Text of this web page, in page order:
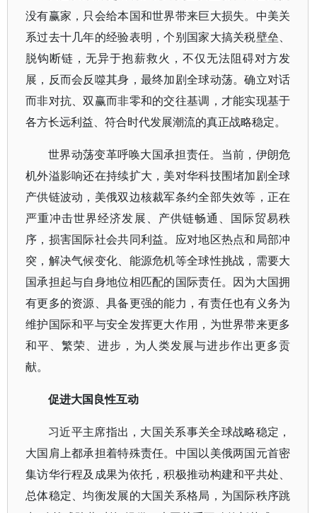
没有赢家，只会给本国和世界带来巨大损失。中美关
系过去十几年的经验表明，个别国家大搞关税壁垒、
脱钩断链，无异于抱薪救火，不仅无法阻碍对方发
展，反而会反噬其身，最终加剧全球动荡。确立对话
而非对抗、双赢而非零和的交往基调，才能实现基于
各方长远利益、符合时代发展潮流的真正战略稳定。
世界动荡变革呼唤大国承担责任。当前，伊朗危
机外溢影响还在持续扩大，美对华科技围堵加剧全球
产供链波动，美俄双边核裁军条约全部失效等，正在
严重冲击世界经济发展、产供链畅通、国际贸易秩
序，损害国际社会共同利益。应对地区热点和局部冲
突，解决气候变化、能源危机等全球性挑战，需要大
国承担起与自身地位相匹配的国际责任。因为大国拥
有更多的资源、具备更强的能力，有责任也有义务为
维护国际和平与安全发挥更大作用，为世界带来更多
和平、繁荣、进步，为人类发展与进步作出更多贡
献。
促进大国良性互动
习近平主席指出，大国关系事关全球战略稳定，
大国肩上都承担着特殊责任。中国以美俄两国元首密
集访华行程及成果为依托，积极推动构建和平共处、
总体稳定、均衡发展的大国关系格局，为国际秩序跳